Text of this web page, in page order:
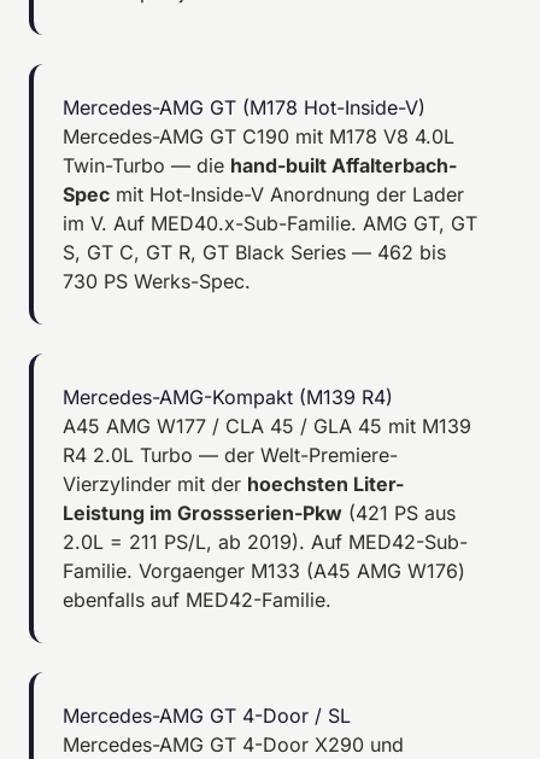
Mercedes-AMG GT (M178 Hot-Inside-V)
Mercedes-AMG GT C190 mit M178 V8 4.0L
Twin-Turbo — die hand-built Affalterbach-
Spec mit Hot-Inside-V Anordnung der Lader
im V. Auf MED40.x-Sub-Familie. AMG GT, GT
S, GT C, GT R, GT Black Series — 462 bis
730 PS Werks-Spec.
Mercedes-AMG-Kompakt (M139 R4)
A45 AMG W177 / CLA 45 / GLA 45 mit M139
R4 2.0L Turbo — der Welt-Premiere-
Vierzylinder mit der hoechsten Liter-
Leistung im Grossserien-Pkw (421 PS aus
2.0L = 211 PS/L, ab 2019). Auf MED42-Sub-
Familie. Vorgaenger M133 (A45 AMG W176)
ebenfalls auf MED42-Familie.
Mercedes-AMG GT 4-Door / SL
Mercedes-AMG GT 4-Door X290 und